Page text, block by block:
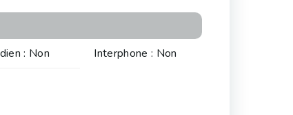
: Non Interphone : Non